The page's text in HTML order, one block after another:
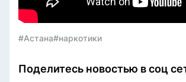
#Астана#наркотики
Поделитесь новостью в соц